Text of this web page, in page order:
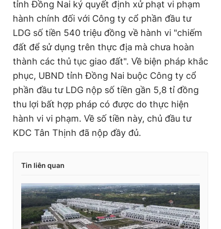
tỉnh Đồng Nai ký quyết định xử phạt vi phạm
hành chính đối với Công ty cổ phần đầu tư
LDG số tiền 540 triệu đồng về hành vi "chiếm
đất để sử dụng trên thực địa mà chưa hoàn
thành các thủ tục giao đất". Về biện pháp khắc
phục, UBND tỉnh Đồng Nai buộc Công ty cổ
phần đầu tư LDG nộp số tiền gần 5,8 tỉ đồng
thu lợi bất hợp pháp có được do thực hiện
hành vi vi phạm. Về số tiền này, chủ đầu tư
KDC Tân Thịnh đã nộp đầy đủ.
Tin liên quan